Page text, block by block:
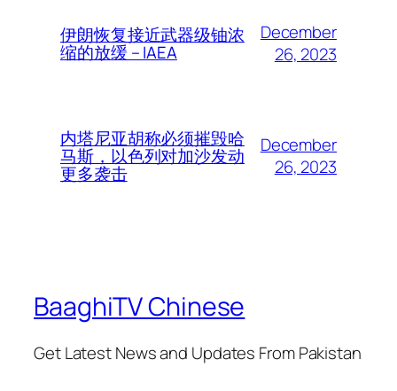
伊朗恢复接近武器级铀浓
缩的放缓 – IAEA
December
26, 2023
内塔尼亚胡称必须摧毁哈
马斯，以色列对加沙发动
更多袭击
December
26, 2023
BaaghiTV Chinese
Get Latest News and Updates From Pakistan